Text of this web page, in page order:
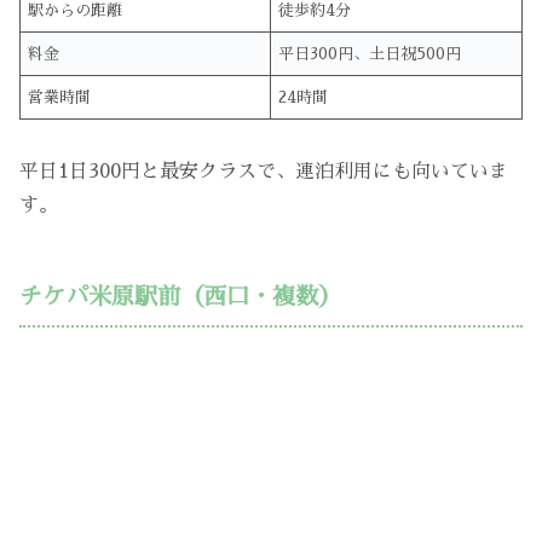
駅からの距離 徒歩約4分
料金 平日300円、土日祝500円
営業時間 24時間
平日1日300円と最安クラスで、連泊利用にも向いていま
す。
チケパ米原駅前（西口・複数）